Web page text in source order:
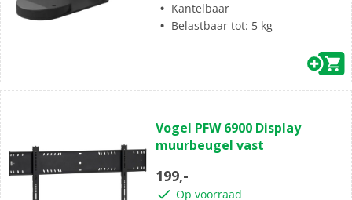
Kantelbaar
Belastbaar tot: 5 kg
van
de
sterren.
Vogel PFW 6900 Display
muurbeugel vast
199,-
Op voorraad